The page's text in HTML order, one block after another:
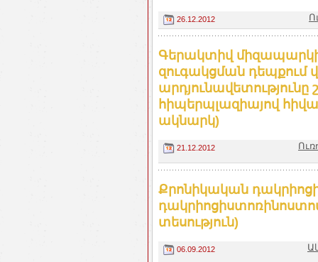
26.12.2012
Գերակտիվ միզապարկի
զուգակցման
հիպերպլազիայով
ակնարկ)
21.12.2012
Քրոնիկական
տեսություն)
06.09.2012